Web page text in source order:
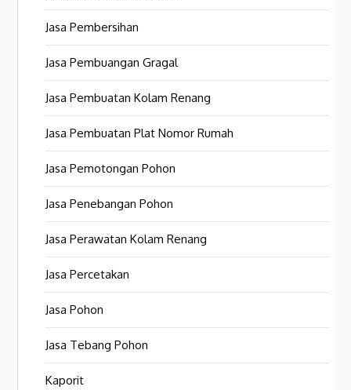
Jasa Pembersihan
Jasa Pembuangan Gragal
Jasa Pembuatan Kolam Renang
Jasa Pembuatan Plat Nomor Rumah
Jasa Pemotongan Pohon
Jasa Penebangan Pohon
Jasa Perawatan Kolam Renang
Jasa Percetakan
Jasa Pohon
Jasa Tebang Pohon
Kaporit